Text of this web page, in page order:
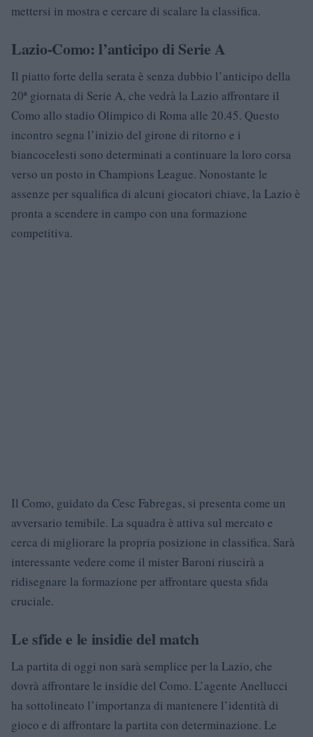
mettersi in mostra e cercare di scalare la classifica.
Lazio-Como: l’anticipo di Serie A
Il piatto forte della serata è senza dubbio l’anticipo della
20ª giornata di Serie A, che vedrà la Lazio affrontare il
Como allo stadio Olimpico di Roma alle 20.45. Questo
incontro segna l’inizio del girone di ritorno e i
biancocelesti sono determinati a continuare la loro corsa
verso un posto in Champions League. Nonostante le
assenze per squalifica di alcuni giocatori chiave, la Lazio è
pronta a scendere in campo con una formazione
competitiva.
Il Como, guidato da Cesc Fabregas, si presenta come un
avversario temibile. La squadra è attiva sul mercato e
cerca di migliorare la propria posizione in classifica. Sarà
interessante vedere come il mister Baroni riuscirà a
ridisegnare la formazione per affrontare questa sfida
cruciale.
Le sfide e le insidie del match
La partita di oggi non sarà semplice per la Lazio, che
dovrà affrontare le insidie del Como. L’agente Anellucci
ha sottolineato l’importanza di mantenere l’identità di
gioco e di affrontare la partita con determinazione. Le